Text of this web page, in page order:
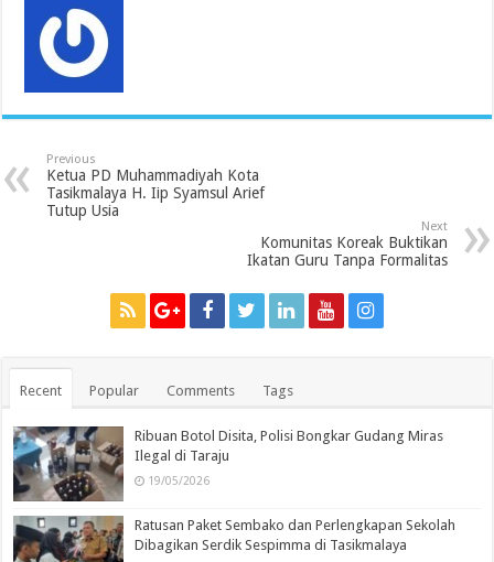
Previous
Ketua PD Muhammadiyah Kota
Tasikmalaya H. Iip Syamsul Arief
Tutup Usia
Next
Komunitas Koreak Buktikan
Ikatan Guru Tanpa Formalitas
Recent Popular Comments Tags
Ribuan Botol Disita, Polisi Bongkar Gudang Miras
Ilegal di Taraju
19/05/2026
Ratusan Paket Sembako dan Perlengkapan Sekolah
Dibagikan Serdik Sespimma di Tasikmalaya